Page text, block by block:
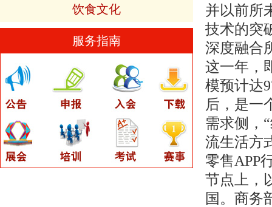
饮食文化
服务指南
并以前所
技术的突
深度融合
这一年，
模预计达
后，是一
需求侧，
流生活方
零售APP
节点上，
国。商务